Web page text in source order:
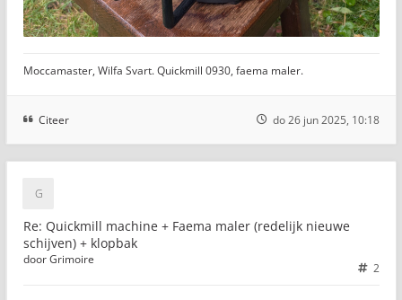
Moccamaster, Wilfa Svart. Quickmill 0930, faema maler.
Citeer do 26 jun 2025, 10:18
Re: Quickmill machine + Faema maler (redelijk nieuwe
schijven) + klopbak
2
doorGrimoire